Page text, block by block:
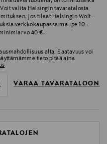
valita Helsingin tavaratalosta
jos tilaat Helsingin Wolt-
verkkokaupassa ma–pe 10–
minimiarvo 40 €.
alta. Saatavuus voi
tieto pitää aina
VARAA TAVARATALOON